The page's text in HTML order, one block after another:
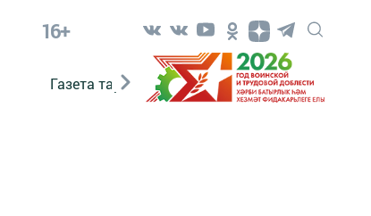
16+
Газета тарихы Әкият Әкият